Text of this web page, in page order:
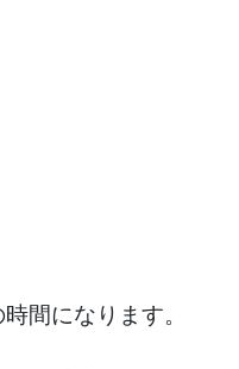
間になります。